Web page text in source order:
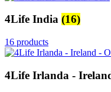
4Life India (16)
16 products
4Life Irlanda -